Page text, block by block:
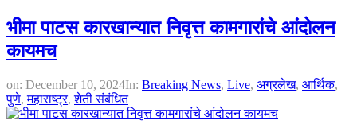
भीमा पाटस कारखान्यात निवृत्त कामगारांचे आंदोलन
कायमच
on: December 10, 2024In: Breaking News, Live, अग्रलेख, आर्थिक,
पुणे,महाराष्ट्र,शेती संबंधित